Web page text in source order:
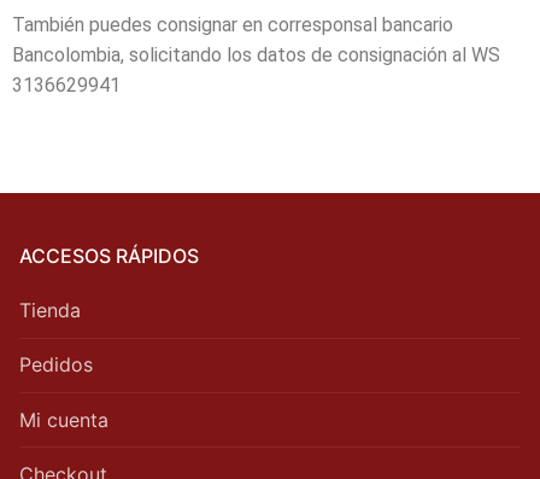
También puedes consignar en corresponsal bancario
Bancolombia, solicitando los datos de consignación al WS
3136629941
ACCESOS RÁPIDOS
Tienda
Pedidos
Mi cuenta
Checkout